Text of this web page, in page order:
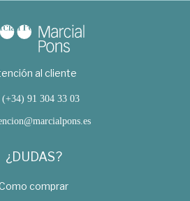
al cliente
(+34) 91 304 33 03
¿DUDAS?
comprar